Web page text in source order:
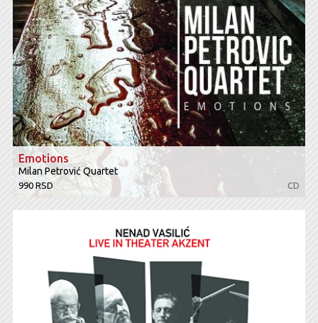
Emotions
Milan Petrović Quartet
990 RSD CD